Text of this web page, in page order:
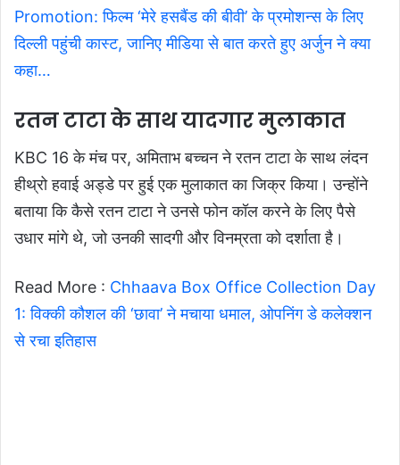
Promotion: फिल्म ‘मेरे हसबैंड की बीवी’ के प्रमोशन्स के लिए
दिल्ली पहुंची कास्ट, जानिए मीडिया से बात करते हुए अर्जुन ने क्या
कहा…
रतन टाटा के साथ यादगार मुलाकात
KBC 16 के मंच पर, अमिताभ बच्चन ने रतन टाटा के साथ लंदन
हीथ्रो हवाई अड्डे पर हुई एक मुलाकात का जिक्र किया। उन्होंने
बताया कि कैसे रतन टाटा ने उनसे फोन कॉल करने के लिए पैसे
उधार मांगे थे, जो उनकी सादगी और विनम्रता को दर्शाता है।
Read More : Chhaava Box Office Collection Day
1: विक्की कौशल की ‘छावा’ ने मचाया धमाल, ओपनिंग डे कलेक्शन
से रचा इतिहास